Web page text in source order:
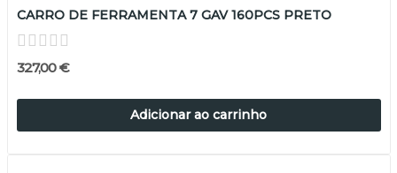
CARRO DE FERRAMENTA 7 GAV 160PCS PRETO
327,00 €
Adicionar ao carrinho